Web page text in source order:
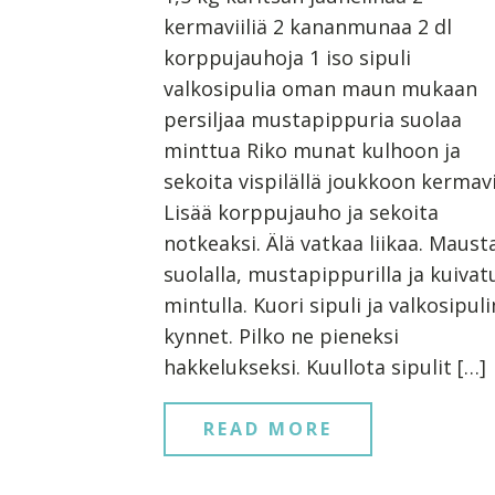
kermaviiliä 2 kananmunaa 2 dl
korppujauhoja 1 iso sipuli
valkosipulia oman maun mukaan
persiljaa mustapippuria suolaa
minttua Riko munat kulhoon ja
sekoita vispilällä joukkoon
Lisää korppujauho ja sekoita
notkeaksi. Älä vatkaa liikaa.
suolalla, mustapippurilla ja
mintulla. Kuori sipuli ja
kynnet. Pilko ne pieneksi
hakkelukseksi. Kuullota sipulit […]
READ MORE